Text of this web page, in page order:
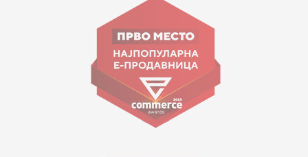
Goce Nikolovski 74 Shkup
contact@mytime.mk
Orari i punës:
09:00 - 17:00